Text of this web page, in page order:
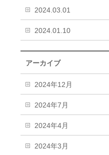
2024.03.01
2024.01.10
アーカイブ
2024年12月
2024年7月
2024年4月
2024年3月